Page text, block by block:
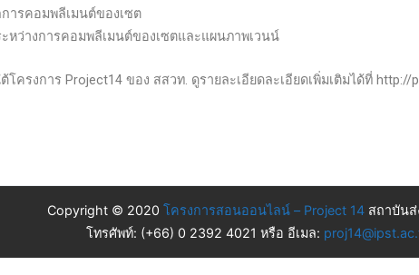
ารคอมพลีเมนต์ของเซต
หว่างการคอมพลีเมนต์ของเซตและแผนภาพเวนน์
ครงการ Project14 ของ สสวท. ดูรายละเอียดละเอียดเพิ่มเติมได้ที่ http://
Copyright © 2020 โครงการสอนออนไลน์ – Project 14 สถาบันส่
โทรศัพท์: (+66) 0 2392 4021 หรือ อีเมล: